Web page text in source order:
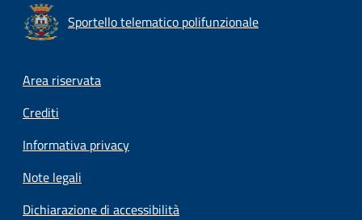
Sportello telematico polifunzionale
Footer menu
Area riservata
Crediti
Informativa privacy
Note legali
Dichiarazione di accessibilità